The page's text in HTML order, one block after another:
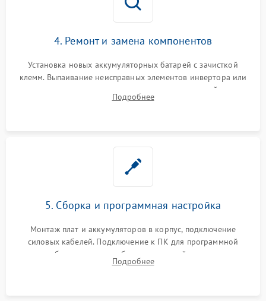
4. Ремонт и замена компонентов
Установка новых аккумуляторных батарей с зачисткой
клемм. Выпаивание неисправных элементов инвертора или
цепи зарядки и монтаж новых радиодеталей.
Восстановление поврежденных токоведущих дорожек и
Подробнее
5. Сборка и программная настройка
Монтаж плат и аккумуляторов в корпус, подключение
силовых кабелей. Подключение к ПК для программной
калибровки констант батареи, настройки порогов
срабатывания AVR и сброса счетчиков старения АКБ.
Подробнее